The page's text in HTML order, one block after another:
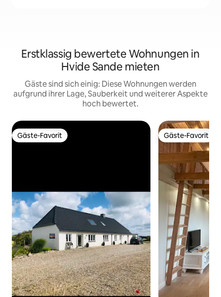
Erstklassig bewertete Wohnungen in
Hvide Sande mieten
Gäste sind sich einig: Diese Wohnungen werden
aufgrund ihrer Lage, Sauberkeit und weiterer Aspekte
hoch bewertet.
Gäste-Favorit
Gäste-Favorit Gäste-Favorit
Gäste-Favorit